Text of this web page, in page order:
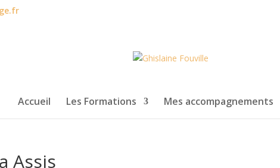
Accueil Les Formations Mes accompagnements
Assis